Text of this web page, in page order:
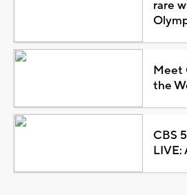
rare
Meet
the
CBS
LIVE: